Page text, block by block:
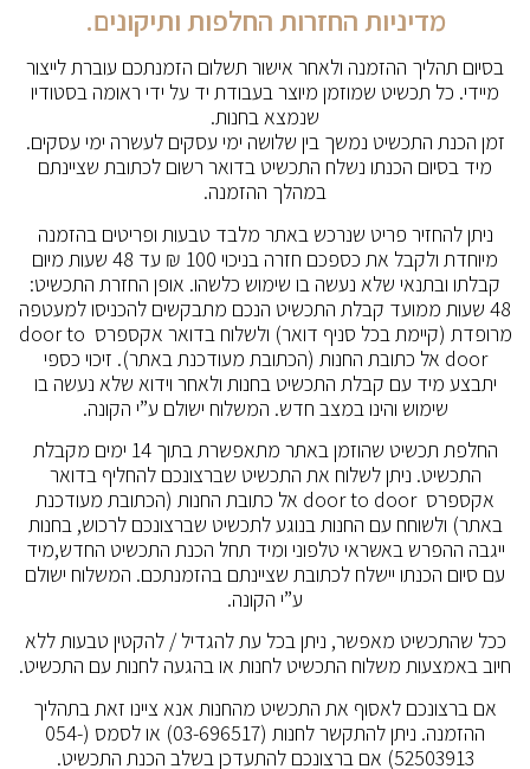
מדיניות החזרות החלפות ותיקונים.
בסיום תהליך ההזמנה ולאחר אישור תשלום הזמנתכם עוברת לייצור
מיידי. כל תכשיט שמוזמן מיוצר בעבודת יד על ידי ראומה בסטודיו
שנמצא בחנות.
זמן הכנת התכשיט נמשך בין שלושה ימי עסקים לעשרה ימי עסקים.
מיד בסיום הכנתו נשלח התכשיט בדואר רשום לכתובת שציינתם
במהלך ההזמנה.
ניתן להחזיר פריט שנרכש באתר מלבד טבעות ופריטים בהזמנה
מיוחדת ולקבל את כספכם חזרה בניכוי 100 ₪ עד 48 שעות מיום
קבלתו ובתנאי שלא נעשה בו שימוש כלשהו. אופן החזרת התכשיט:
48 שעות ממועד קבלת התכשיט הנכם מתבקשים להכניסו למעטפה
מרופדת (קיימת בכל סניף דואר) ולשלוח בדואר אקספרס door to
door אל כתובת החנות (הכתובת מעודכנת באתר). זיכוי כספי
יתבצע מיד עם קבלת התכשיט בחנות ולאחר וידוא שלא נעשה בו
שימוש והינו במצב חדש. המשלוח ישולם ע”י הקונה.
החלפת תכשיט שהוזמן באתר מתאפשרת בתוך 14 ימים מקבלת
התכשיט. ניתן לשלוח את התכשיט שברצונכם להחליף בדואר
אקספרס door to door אל כתובת החנות (הכתובת מעודכנת
באתר) ולשוחח עם החנות בנוגע לתכשיט שברצונכם לרכוש, בחנות
ייגבה ההפרש באשראי טלפוני ומיד תחל הכנת התכשיט החדש,מיד
עם סיום הכנתו יישלח לכתובת שציינתם בהזמנתכם. המשלוח ישולם
ע”י הקונה.
ככל שהתכשיט מאפשר, ניתן בכל עת להגדיל / להקטין טבעות ללא
חיוב באמצעות משלוח התכשיט לחנות או בהגעה לחנות עם התכשיט.
אם ברצונכם לאסוף את התכשיט מהחנות אנא ציינו זאת בתהליך
ההזמנה. ניתן להתקשר לחנות (03-696517) או לסמס (054-
52503913) אם ברצונכם להתעדכן בשלב הכנת התכשיט.